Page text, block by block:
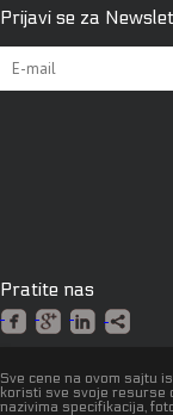
Prijavi se za
Pratite nas
Sve cene na ovom sajtu
koristi sve svoje resurse
nazivima specifikacija,